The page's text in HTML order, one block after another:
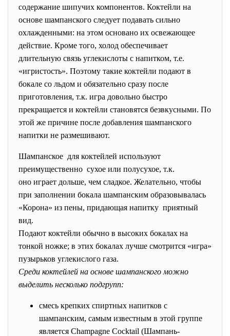
содержание шипучих компонентов. Коктейли на
основе шампанского следует подавать сильно
охлажденными: на этом основано их освежающее
действие. Кроме того, холод обеспечивает
длительную связь углекислоты с напитком, т.е.
«игристость». Поэтому такие коктейли подают в
бокале со льдом и обязательно сразу после
приготовления, т.к. игра довольно быстро
прекращается и коктейли становятся безвкусными. По
этой же причине после добавления шампанского
напитки не размешивают.
Шампанское для коктейлей используют
преимущественно сухое или полусухое, т.к.
оно играет дольше, чем сладкое. Желательно, чтобы
при заполнении бокала шампанским образовывалась
«Корона» из пены, придающая напитку приятный
вид.
Подают коктейли обычно в высоких бокалах на
тонкой ножке; в этих бокалах лучше смотрится «игра»
пузырьков углекислого газа.
Среди коктейлей на основе шампанского можно
выделить несколько подгрупп:
смесь крепких спиртных напитков с
шампанским, самым известным в этой группе
является Champagne Cocktail (Шампань-